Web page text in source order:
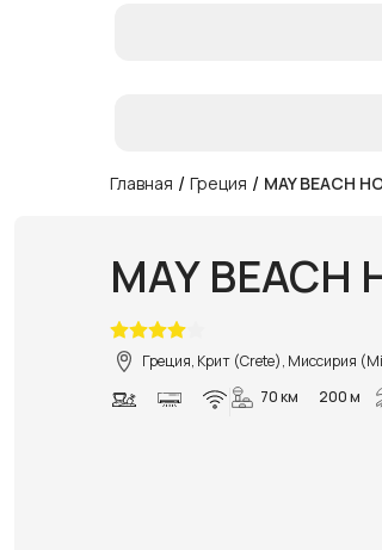
Главная / Греция / MAY BEACH
MAY BEACH
Греция, Крит (Crete), Миссирия
70 км
200 м